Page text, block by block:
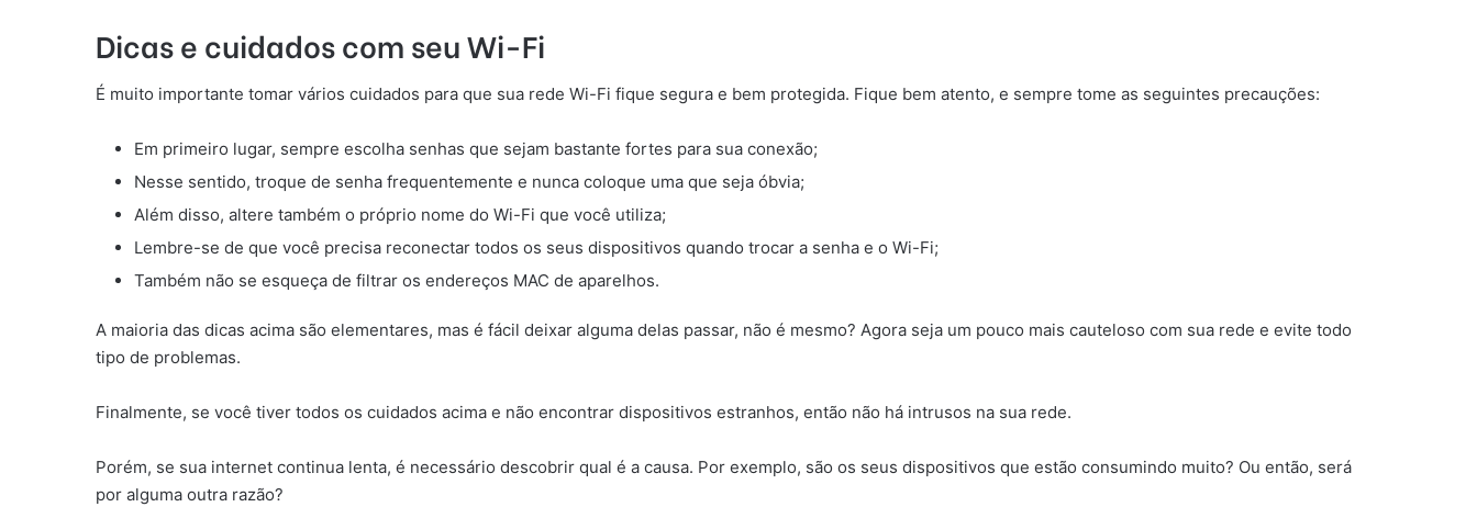
Dicas e cuidados com seu Wi-Fi
É muito importante tomar vários cuidados para que sua rede Wi-Fi fique segura e bem protegida. Fique bem atento, e sempre tome as seguintes precauções:
Em primeiro lugar, sempre escolha senhas que sejam bastante fortes para sua conexão;
Nesse sentido, troque de senha frequentemente e nunca coloque uma que seja óbvia;
Além disso, altere também o próprio nome do Wi-Fi que você utiliza;
Lembre-se de que você precisa reconectar todos os seus dispositivos quando trocar a senha e o Wi-Fi;
Também não se esqueça de filtrar os endereços MAC de aparelhos.
A maioria das dicas acima são elementares, mas é fácil deixar alguma delas passar, não é mesmo? Agora seja um pouco mais cauteloso com sua rede e evite todo
tipo de problemas.
Finalmente, se você tiver todos os cuidados acima e não encontrar dispositivos estranhos, então não há intrusos na sua rede.
Porém, se sua internet continua lenta, é necessário descobrir qual é a causa. Por exemplo, são os seus dispositivos que estão consumindo muito? Ou então, será
por alguma outra razão?